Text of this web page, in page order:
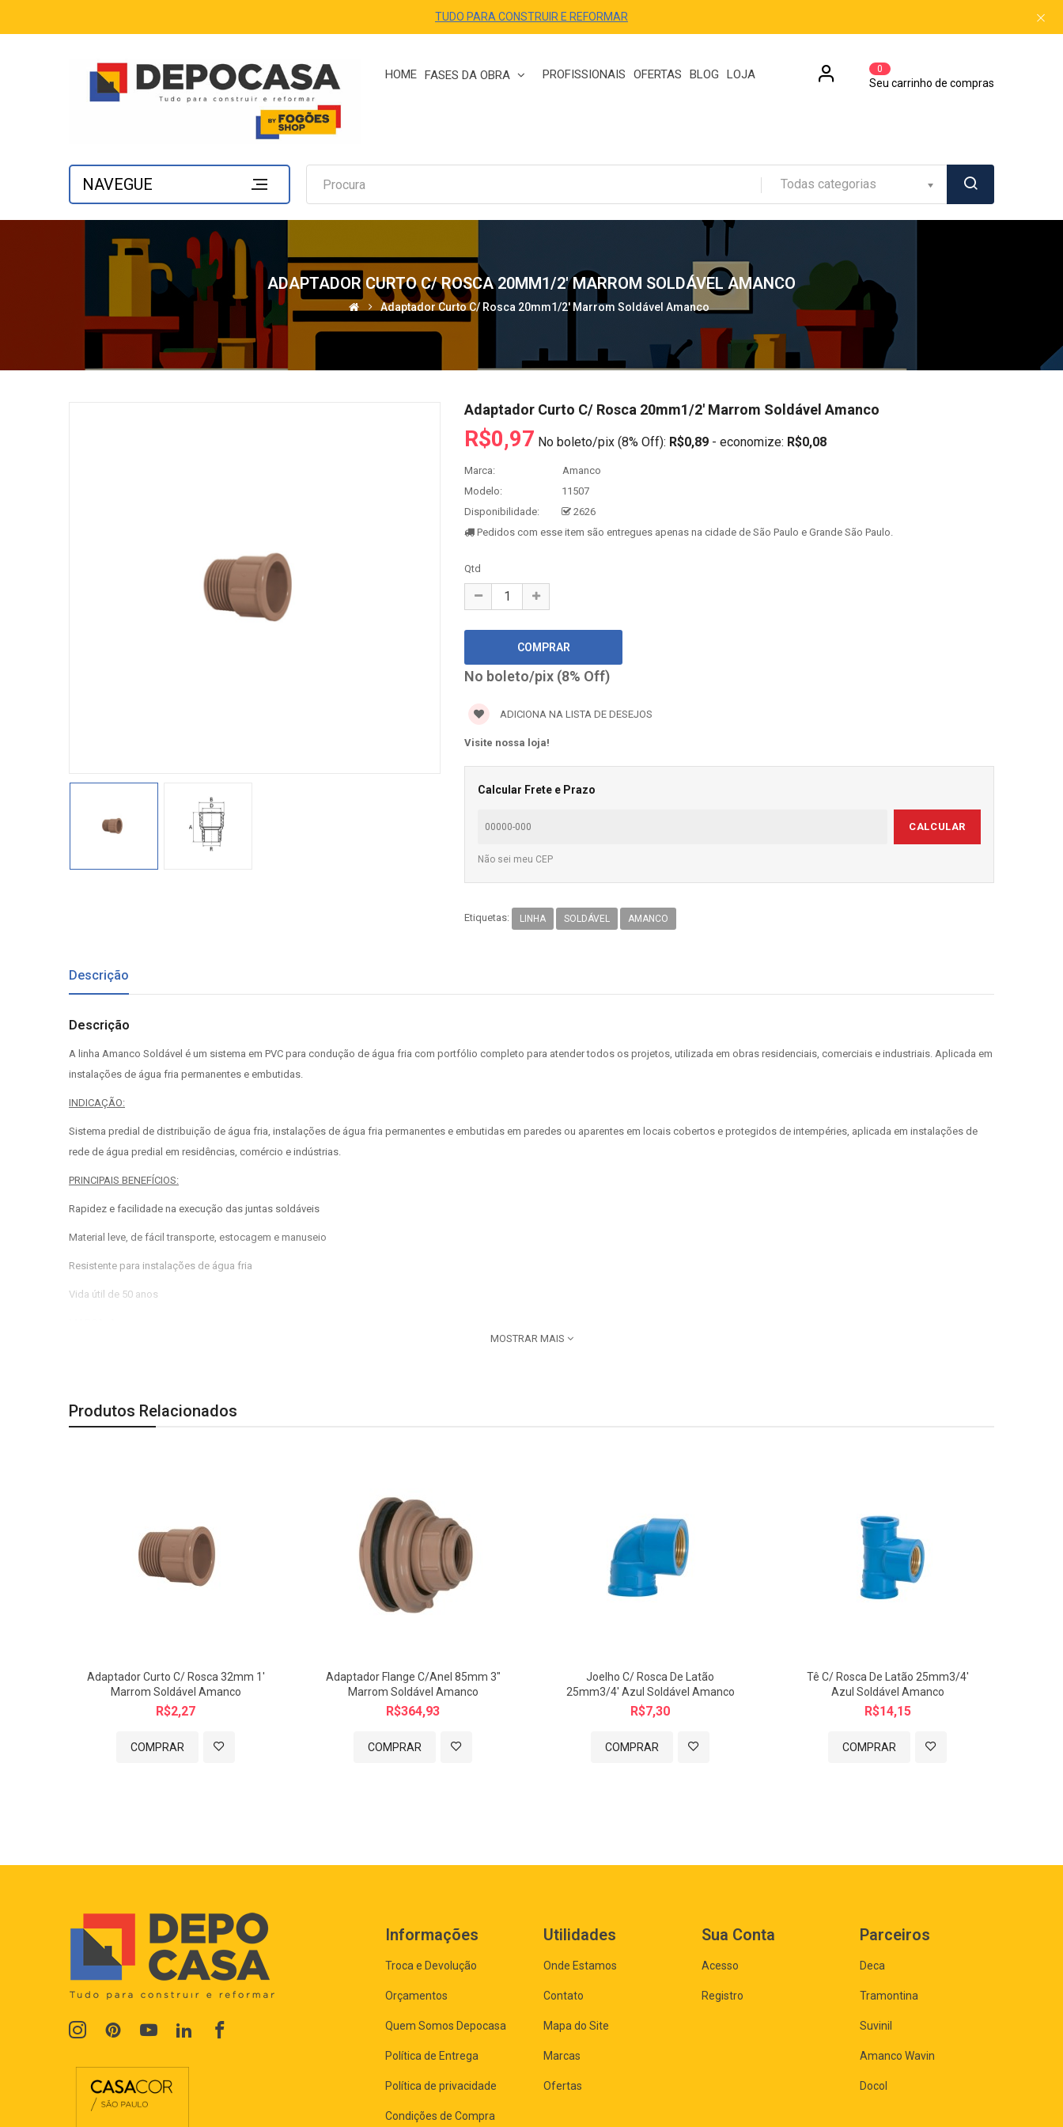
TUDO PARA CONSTRUIR E REFORMAR
HOME FASES DA OBRA PROFISSIONAIS OFERTAS BLOG LOJA
Seu carrinho de compras
0
NAVEGUE Todas categorias
ADAPTADOR CURTO C/ ROSCA 20MM1/2' MARROM SOLDÁVEL AMANCO
Adaptador Curto C/ Rosca 20mm1/2' Marrom Soldável Amanco
Adaptador Curto C/ Rosca 20mm1/2' Marrom Soldável Amanco
R$0,97 No boleto/pix (8% Off): R$0,89 - economize: R$0,08
Marca:
Amanco
Modelo:
11507
Disponibilidade:
2626
Pedidos com esse item são entregues apenas na cidade de São Paulo e Grande São Paulo.
Qtd
No boleto/pix (8% Off)
ADICIONA NA LISTA DE DESEJOS
Visite nossa loja!
Calcular Frete e Prazo
CALCULAR
Não sei meu CEP
Etiquetas: LINHA SOLDÁVEL AMANCO
Descrição
Descrição
A linha Amanco Soldável é um sistema em PVC para condução de água fria com portfólio completo para atender todos os projetos, utilizada em obras residenciais, comerciais e industriais. Aplicada em
instalações de água fria permanentes e embutidas.
INDICAÇÃO:
Sistema predial de distribuição de água fria, instalações de água fria permanentes e embutidas em paredes ou aparentes em locais cobertos e protegidos de intempéries, aplicada em instalações de
rede de água predial em residências, comércio e indústrias.
PRINCIPAIS BENEFÍCIOS:
Rapidez e facilidade na execução das juntas soldáveis
Material leve, de fácil transporte, estocagem e manuseio
Resistente para instalações de água fria
Vida útil de 50 anos
PRODUTO:Adaptador com rosca 20mm1/2’ Marrom Soldável Amanco
MOSTRAR MAIS
Produtos Relacionados
Adaptador Curto C/ Rosca 32mm 1'
Marrom Soldável Amanco
R$2,27
COMPRAR
Adaptador Flange C/anel 85mm 3"
Marrom Soldável Amanco
R$364,93
COMPRAR
Joelho C/ Rosca De Latão
25mm3/4' Azul Soldável Amanco
R$7,30
COMPRAR
Tê C/ Rosca De Latão 25mm3/4'
Azul Soldável Amanco
R$14,15
COMPRAR
Informações
Troca e Devolução
Orçamentos
Quem Somos Depocasa
Política de Entrega
Política de privacidade
Condições de Compra
Utilidades
Onde Estamos
Contato
Mapa do Site
Marcas
Ofertas
Sua Conta
Acesso
Registro
Parceiros
Deca
Tramontina
Suvinil
Amanco Wavin
Docol